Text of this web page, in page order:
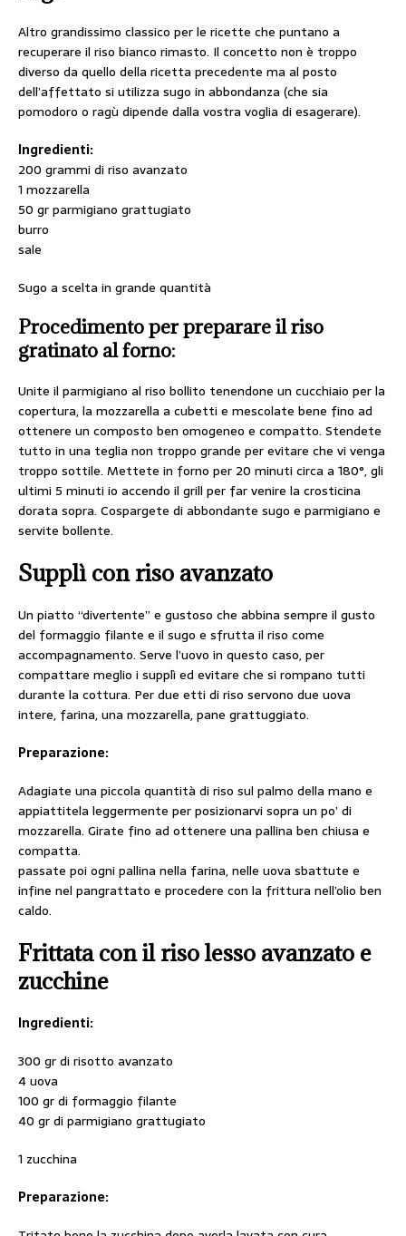
Altro grandissimo classico per le ricette che puntano a
recuperare il riso bianco rimasto. Il concetto non è troppo
diverso da quello della ricetta precedente ma al posto
dell’affettato si utilizza sugo in abbondanza (che sia
pomodoro o ragù dipende dalla vostra voglia di esagerare).
Ingredienti:
200 grammi di riso avanzato
1 mozzarella
50 gr parmigiano grattugiato
burro
sale
Sugo a scelta in grande quantità
Procedimento per preparare il riso
gratinato al forno:
Unite il parmigiano al riso bollito tenendone un cucchiaio per la
copertura, la mozzarella a cubetti e mescolate bene fino ad
ottenere un composto ben omogeneo e compatto. Stendete
tutto in una teglia non troppo grande per evitare che vi venga
troppo sottile. Mettete in forno per 20 minuti circa a 180°, gli
ultimi 5 minuti io accendo il grill per far venire la crosticina
dorata sopra. Cospargete di abbondante sugo e parmigiano e
servite bollente.
Supplì con riso avanzato
Un piatto “divertente” e gustoso che abbina sempre il gusto
del formaggio filante e il sugo e sfrutta il riso come
accompagnamento. Serve l’uovo in questo caso, per
compattare meglio i supplì ed evitare che si rompano tutti
durante la cottura. Per due etti di riso servono due uova
intere, farina, una mozzarella, pane grattuggiato.
Preparazione:
Adagiate una piccola quantità di riso sul palmo della mano e
appiattitela leggermente per posizionarvi sopra un po’ di
mozzarella. Girate fino ad ottenere una pallina ben chiusa e
compatta.
passate poi ogni pallina nella farina, nelle uova sbattute e
infine nel pangrattato e procedere con la frittura nell’olio ben
caldo.
Frittata con il riso lesso avanzato e
zucchine
Ingredienti:
300 gr di risotto avanzato
4 uova
100 gr di formaggio filante
40 gr di parmigiano grattugiato
1 zucchina
Preparazione: